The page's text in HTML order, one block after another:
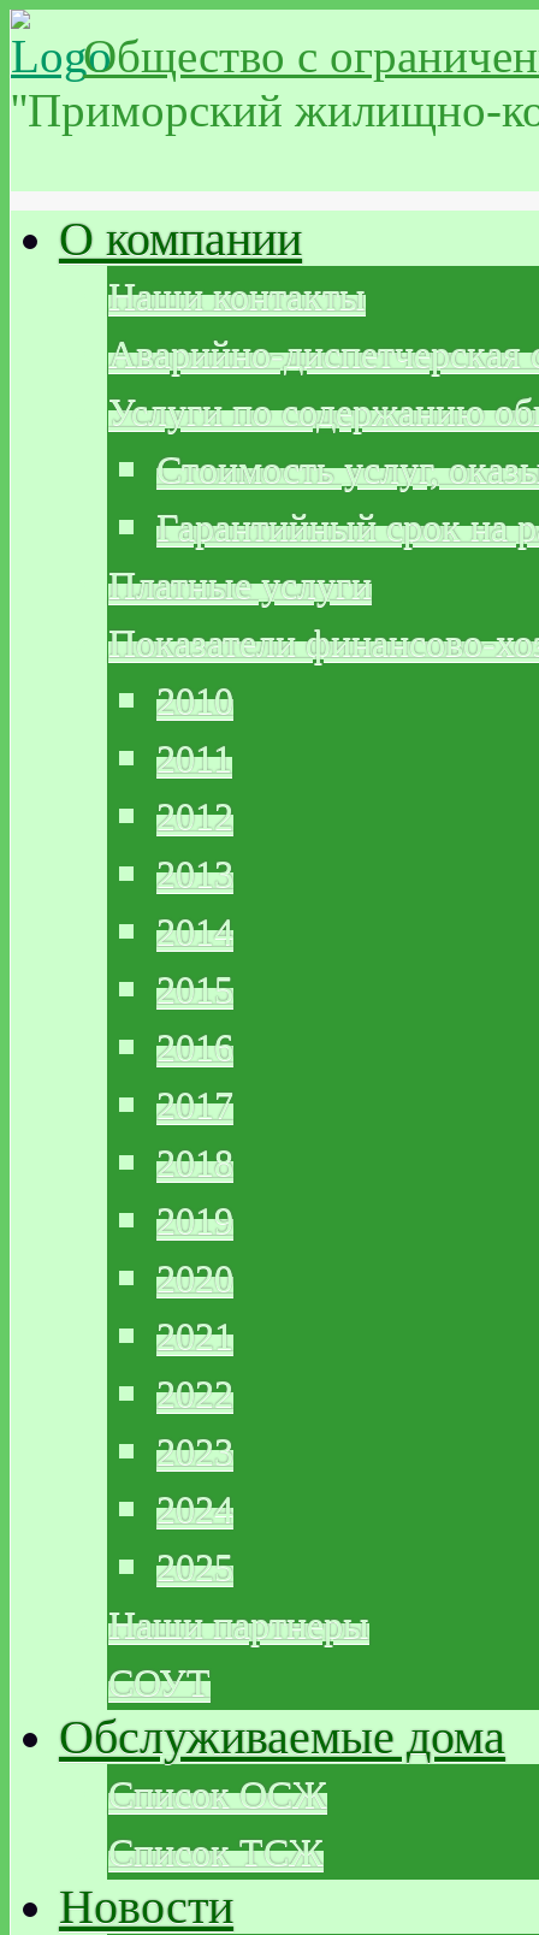
Общество с
''Приморский жилищно-
О компании
Наши контакты
Аварийно-диспетчерская
Услуги по содержанию
Стоимость услуг,
Гарантийный срок на
Платные услуги
Показатели финансово-
2010
2011
2012
2013
2014
2015
2016
2017
2018
2019
2020
2021
2022
2023
2024
2025
Наши партнеры
СОУТ
Обслуживаемые дома
Список ОСЖ
Список ТСЖ
Новости